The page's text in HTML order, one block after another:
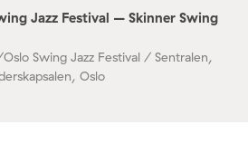
Jazz Festival – Skinner Swing
Oslo Swing Jazz Festival / Sentralen,
Oslo